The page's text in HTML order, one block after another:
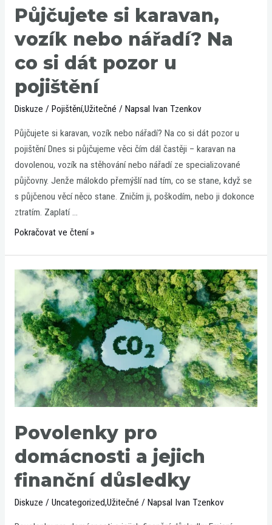
Půjčujete si karavan,
vozík nebo nářadí? Na
co si dát pozor u
pojištění
Diskuze / Pojištění,Užitečné / Napsal Ivan Tzenkov
Půjčujete si karavan, vozík nebo nářadí? Na co si dát pozor u
pojištění Dnes si půjčujeme věci čím dál častěji – karavan na
dovolenou, vozík na stěhování nebo nářadí ze specializované
půjčovny. Jenže málokdo přemýšlí nad tím, co se stane, když se
s půjčenou věcí něco stane. Zničím ji, poškodím, nebo ji dokonce
ztratím. Zaplatí …
co
si
dát
u
pojištění
Pokračovat ve čtení »
Povolenky pro
domácnosti a jejich
finanční důsledky
Diskuze / Uncategorized,Užitečné / Napsal Ivan Tzenkov
Povolenky
pro
domácnosti
a
jejich
finanční
důsledky